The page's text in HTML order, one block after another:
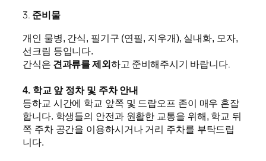
3. 준비물
개인 물병, 간식, 필기구 (연필, 지우개), 실내화, 모자,
선크림 등입니다.
간식은 견과류를 제외하고 준비해주시기 바랍니다.
4. 학교 앞 정차 및 주차 안내
등하교 시간에 학교 앞쪽 및 드랍오프 존이 매우 혼잡
합니다. 학생들의 안전과 원활한 교통을 위해, 학교 뒤
쪽 주차 공간을 이용하시거나 거리 주차를 부탁드립
니다.